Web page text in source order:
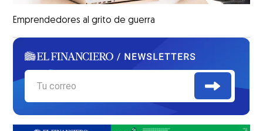
Emprendedores al grito de guerra